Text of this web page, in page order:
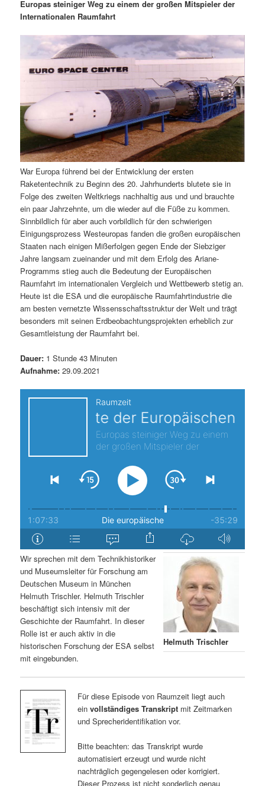
e
n
I
n
h
a
l
t
s
p
r
i
n
ä
r
e
n
I
n
h
a
l
t
s
p
g
n
n
a
o
n
Europas steiniger Weg zu einem der großen Mitspieler der
Internationalen Raumfahrt
War Europa führend bei der Entwicklung der ersten
Raketentechnik zu Beginn des 20. Jahrhunderts blutete sie in
Folge des zweiten Weltkriegs nachhaltig aus und und brauchte
ein paar Jahrzehnte, um die wieder auf die Füße zu kommen.
Sinnbildlich für aber auch vorbildlich für den schwierigen
Einigungsprozess Westeuropas fanden die großen europäischen
Staaten nach einigen Mißerfolgen gegen Ende der Siebziger
Jahre langsam zueinander und mit dem Erfolg des Ariane-
Programms stieg auch die Bedeutung der Europäischen
Raumfahrt im internationalen Vergleich und Wettbewerb stetig an.
Heute ist die ESA und die europäische Raumfahrtindustrie die
am besten vernetzte Wissensschaftsstruktur der Welt und trägt
besonders mit seinen Erdbeobachtungsprojekten erheblich zur
Gesamtleistung der Raumfahrt bei.
Dauer: 1 Stunde 43 Minuten
Aufnahme: 29.09.2021
Helmuth Trischler
Wir sprechen mit dem Technikhistoriker
und Museumsleiter für Forschung am
Deutschen Museum in München
Helmuth Trischler. Helmuth Trischler
beschäftigt sich intensiv mit der
Geschichte der Raumfahrt. In dieser
Rolle ist er auch aktiv in die
historischen Forschung der ESA selbst
mit eingebunden.
Für diese Episode von Raumzeit liegt auch
ein vollständiges Transkriptmit Zeitmarken
und Sprecheridentifikation vor.
Bitte beachten: das Transkript wurde
automatisiert erzeugt und wurde nicht
nachträglich gegengelesen oder korrigiert.
Dieser Prozess ist nicht sonderlich genau